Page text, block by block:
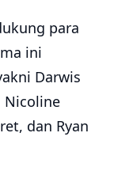
para
ini
Darwis
Nicoline
dan Ryan